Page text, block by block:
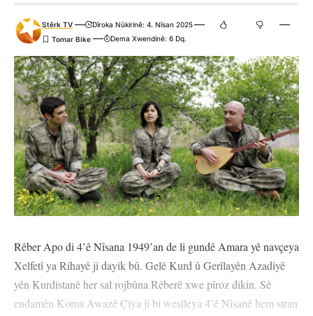
Stêrk TV
Dîroka Nûkirinê: 4. Nîsan 2025
Dema Xwendinê: 6 Dq.
Rêber Apo di 4’ê Nîsana 1949’an de li gundê Amara yê navçeya
Xelfetî ya Rihayê ji dayik bû. Gelê Kurd û Gerîlayên Azadiyê
yên Kurdistanê her sal rojbûna Rêberê xwe pîroz dikin. Sê
endamên Koma Awazê Çiya jî bi wesîleya 4’ê Nîsanê hem stran